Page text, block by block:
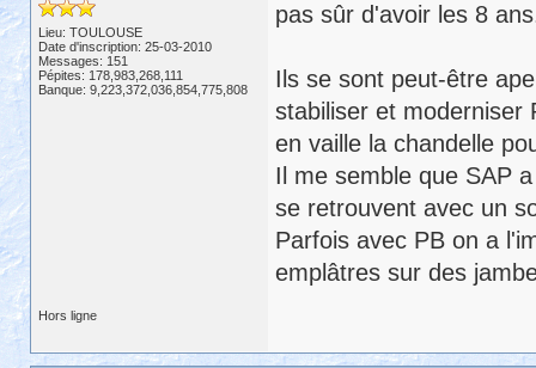
Lieu: TOULOUSE
Date d'inscription: 25-03-2010
Messages: 151
Pépites: 178,983,268,111
Banque: 9,223,372,036,854,775,808
pas sûr d'avoir les 8
Ils se sont peut-être
stabiliser et moderniser
en vaille la chandelle
Il me semble que SAP
se retrouvent avec un
Parfois avec PB on a
emplâtres sur des
Hors ligne